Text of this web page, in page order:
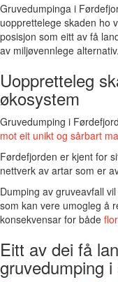
Gruvedumpinga i
uopprettelege skaden ho
posisjon som eitt av få
av miljøvennlege alternativ.
Uoppretteleg
økosystem
Gruvedumping i
mot eit unikt og sårbart
Førdefjorden er kjent for
nettverk av artar som er
Dumping av gruveavfall
som kan vere umogleg å
konsekvensar for både
Eitt av dei få
gruvedumping i